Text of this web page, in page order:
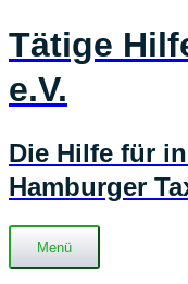
Zum
Inhalt
Tätige
e.V.
Die Hilfe für
Hamburger
Menü